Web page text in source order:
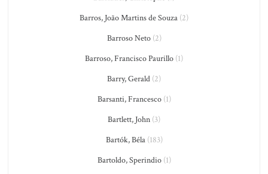
Barros, João Martins de Souza (2)
Barroso Neto(2)
Barroso, Francisco Paurillo (1)
Barry, Gerald (2)
Barsanti, Francesco(1)
Bartlett, John (3)
Bartók, Béla(183)
Bartoldo, Sperindio(1)